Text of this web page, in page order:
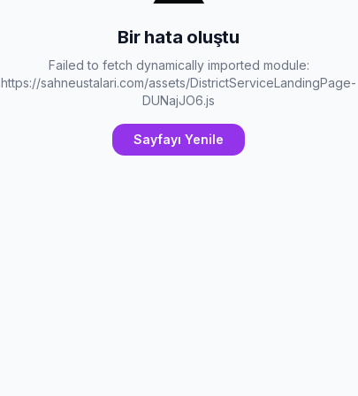
Bir hata oluştu
Failed to fetch dynamically imported module:
https://sahneustalari.com/assets/DistrictServiceLandingPage-
DUNajJO6.js
Sayfayı Yenile